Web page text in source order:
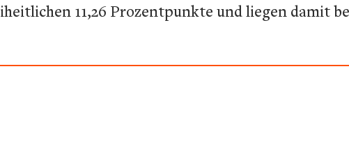
11,26 Prozentpunkte und liegen damit